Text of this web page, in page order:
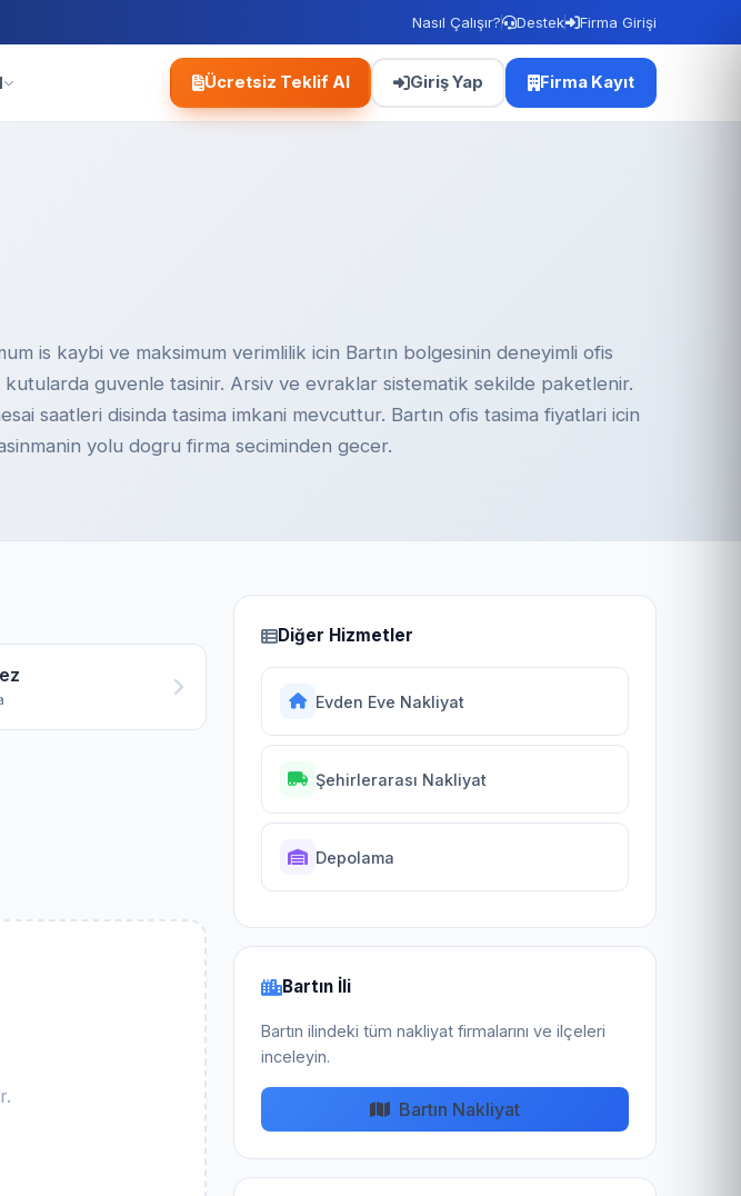
Nasıl Çalışır? Destek Firma Girişi
Ücretsiz Teklif Al Giriş Yap Firma Kayıt
is kaybi ve maksimum verimlilik icin Bartın bolgesinin deneyimli ofis
guvenle tasinir. Arsiv ve evraklar sistematik sekilde paketlenir.
saatleri disinda tasima imkani mevcuttur. Bartın ofis tasima fiyatlari icin
yolu dogru firma seciminden gecer.
Diğer Hizmetler
Evden Eve Nakliyat
Şehirlerarası Nakliyat
Depolama
Bartın İli
Bartın ilindeki tüm nakliyat firmalarını ve ilçeleri
inceleyin.
Bartın Nakliyat